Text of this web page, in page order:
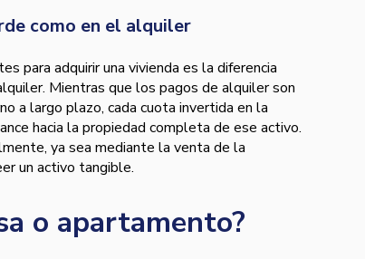
como en el alquiler
para adquirir una vivienda es la diferencia
Mientras que los pagos de alquiler son
a largo plazo, cada cuota invertida en la
hacia la propiedad completa de ese activo.
ya sea mediante la venta de la
un activo tangible.
o apartamento?